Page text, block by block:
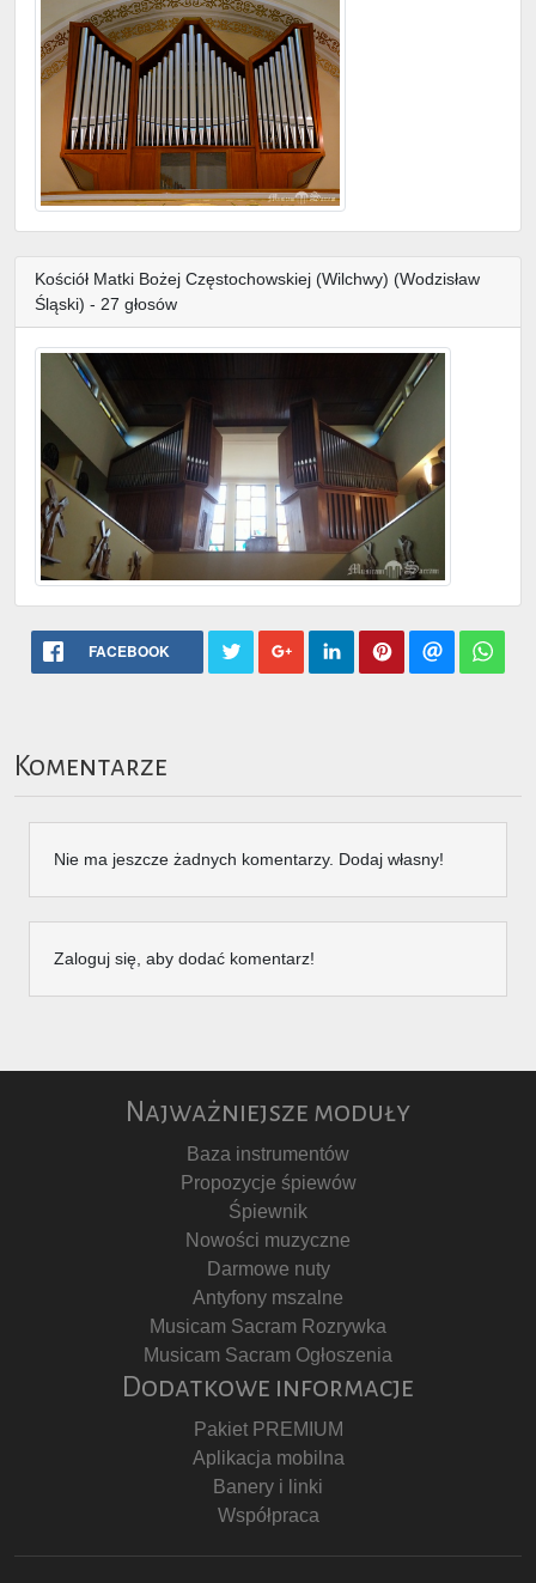
Kościół Matki Bożej Częstochowskiej (Wilchwy) (Wodzisław
Śląski) - 27 głosów
FACEBOOK
Komentarze
Nie ma jeszcze żadnych komentarzy. Dodaj własny!
Zaloguj się, aby dodać komentarz!
Najważniejsze moduły
Baza instrumentów
Propozycje śpiewów
Śpiewnik
Nowości muzyczne
Darmowe nuty
Antyfony mszalne
Musicam Sacram Rozrywka
Musicam Sacram Ogłoszenia
Dodatkowe informacje
Pakiet PREMIUM
Aplikacja mobilna
Banery i linki
Współpraca